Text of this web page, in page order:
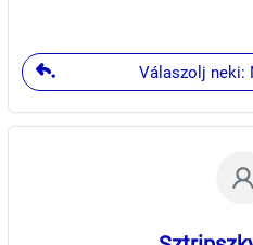
9."A legjobb
ismételjed a